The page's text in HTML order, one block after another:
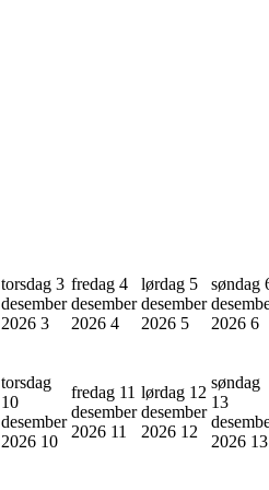
torsdag 3
desember
2026 3
fredag 4
desember
2026 4
lørdag 5
desember
2026 5
søndag
2026 6
torsdag
10
desember
2026 10
fredag 11
desember
2026 11
lørdag 12
desember
2026 12
søndag
13
2026 13